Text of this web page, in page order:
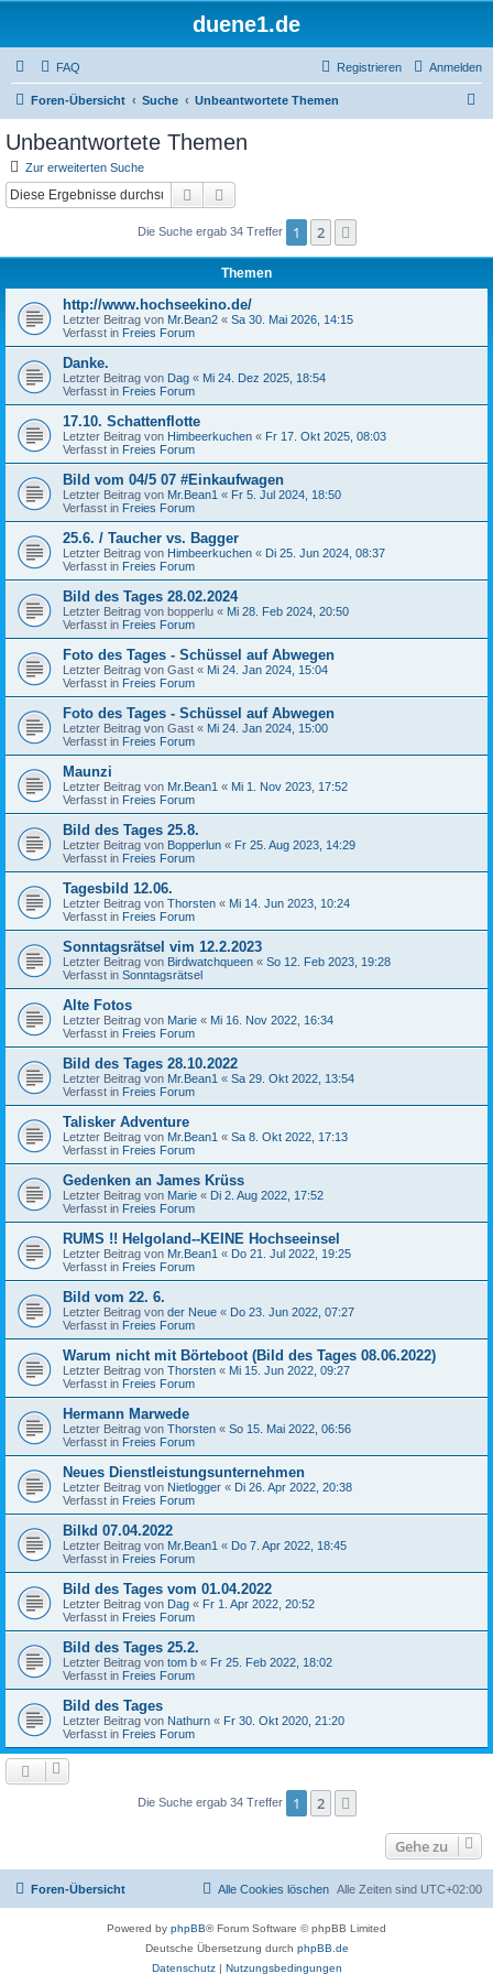
duene1.de
FAQ Anmelden
Registrieren
Foren-Übersicht Suche Unbeantwortete Themen
Unbeantwortete Themen
Zur erweiterten Suche
Suche
Die Suche ergab 34 Treffer 1 2
Themen
http://www.hochseekino.de/
Letzter Beitrag von Mr.Bean2 « Sa 30. Mai 2026, 14:15
Verfasst in Freies Forum
Danke.
Letzter Beitrag von Dag « Mi 24. Dez 2025, 18:54
Verfasst in Freies Forum
17.10. Schattenflotte
Letzter Beitrag von Himbeerkuchen « Fr 17. Okt 2025, 08:03
Verfasst in Freies Forum
Bild vom 04/5 07 #Einkaufwagen
Letzter Beitrag von Mr.Bean1 « Fr 5. Jul 2024, 18:50
Verfasst in Freies Forum
25.6. / Taucher vs. Bagger
Letzter Beitrag von Himbeerkuchen « Di 25. Jun 2024, 08:37
Verfasst in Freies Forum
Bild des Tages 28.02.2024
Letzter Beitrag von bopperlu « Mi 28. Feb 2024, 20:50
Verfasst in Freies Forum
Foto des Tages - Schüssel auf Abwegen
Letzter Beitrag von Gast « Mi 24. Jan 2024, 15:04
Verfasst in Freies Forum
Foto des Tages - Schüssel auf Abwegen
Letzter Beitrag von Gast « Mi 24. Jan 2024, 15:00
Verfasst in Freies Forum
Maunzi
Letzter Beitrag von Mr.Bean1 « Mi 1. Nov 2023, 17:52
Verfasst in Freies Forum
Bild des Tages 25.8.
Letzter Beitrag von Bopperlun « Fr 25. Aug 2023, 14:29
Verfasst in Freies Forum
Tagesbild 12.06.
Letzter Beitrag von Thorsten « Mi 14. Jun 2023, 10:24
Verfasst in Freies Forum
Sonntagsrätsel vim 12.2.2023
Letzter Beitrag von Birdwatchqueen « So 12. Feb 2023, 19:28
Verfasst in Sonntagsrätsel
Alte Fotos
Letzter Beitrag von Marie « Mi 16. Nov 2022, 16:34
Verfasst in Freies Forum
Bild des Tages 28.10.2022
Letzter Beitrag von Mr.Bean1 « Sa 29. Okt 2022, 13:54
Verfasst in Freies Forum
Talisker Adventure
Letzter Beitrag von Mr.Bean1 « Sa 8. Okt 2022, 17:13
Verfasst in Freies Forum
Gedenken an James Krüss
Letzter Beitrag von Marie « Di 2. Aug 2022, 17:52
Verfasst in Freies Forum
RUMS !! Helgoland--KEINE Hochseeinsel
Letzter Beitrag von Mr.Bean1 « Do 21. Jul 2022, 19:25
Verfasst in Freies Forum
Bild vom 22. 6.
Letzter Beitrag von der Neue « Do 23. Jun 2022, 07:27
Verfasst in Freies Forum
Warum nicht mit Börteboot (Bild des Tages 08.06.2022)
Letzter Beitrag von Thorsten « Mi 15. Jun 2022, 09:27
Verfasst in Freies Forum
Hermann Marwede
Letzter Beitrag von Thorsten « So 15. Mai 2022, 06:56
Verfasst in Freies Forum
Neues Dienstleistungsunternehmen
Letzter Beitrag von Nietlogger « Di 26. Apr 2022, 20:38
Verfasst in Freies Forum
Bilkd 07.04.2022
Letzter Beitrag von Mr.Bean1 « Do 7. Apr 2022, 18:45
Verfasst in Freies Forum
Bild des Tages vom 01.04.2022
Letzter Beitrag von Dag « Fr 1. Apr 2022, 20:52
Verfasst in Freies Forum
Bild des Tages 25.2.
Letzter Beitrag von tom b « Fr 25. Feb 2022, 18:02
Verfasst in Freies Forum
Bild des Tages
Letzter Beitrag von Nathurn « Fr 30. Okt 2020, 21:20
Verfasst in Freies Forum
Die Suche ergab 34 Treffer 1 2
Gehe zu
Foren-Übersicht Alle Zeiten sind UTC+02:00
Alle Cookies löschen
Powered by phpBB® Forum Software © phpBB Limited
Deutsche Übersetzung durch phpBB.de
Datenschutz| Nutzungsbedingungen